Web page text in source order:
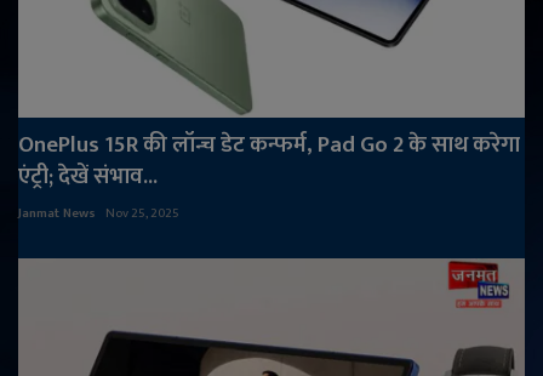
OnePlus 15R की लॉन्च डेट कन्फर्म, Pad Go 2 के साथ करेगा
एंट्री; देखें संभाव...
Janmat News Nov 25, 2025